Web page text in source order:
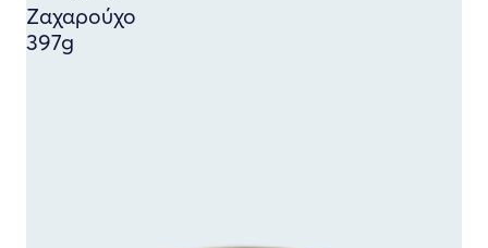
Ζαχαρούχο
397g